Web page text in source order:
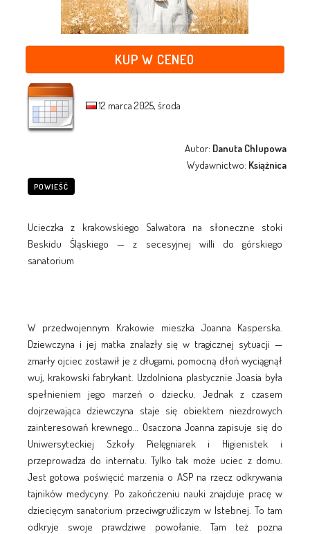
KUP W CENEO
12 marca 2025, środa
Autor: Danuta Chlupowa
Wydawnictwo: Książnica
POWIEŚĆ
Ucieczka z krakowskiego Salwatora na słoneczne stoki
Beskidu Śląskiego — z secesyjnej willi do górskiego
sanatorium
W przedwojennym Krakowie mieszka Joanna Kasperska.
Dziewczyna i jej matka znalazły się w tragicznej sytuacji —
zmarły ojciec zostawił je z długami, pomocną dłoń wyciągnął
wuj, krakowski fabrykant. Uzdolniona plastycznie Joasia była
spełnieniem jego marzeń o dziecku. Jednak z czasem
dojrzewająca dziewczyna staje się obiektem niezdrowych
zainteresowań krewnego… Osaczona Joanna zapisuje się do
Uniwersyteckiej Szkoły Pielęgniarek i Higienistek i
przeprowadza do internatu. Tylko tak może uciec z domu.
Jest gotowa poświęcić marzenia o ASP na rzecz odkrywania
tajników medycyny. Po zakończeniu nauki znajduje pracę w
dziecięcym sanatorium przeciwgruźliczym w Istebnej. To tam
odkryje swoje prawdziwe powołanie. Tam też pozna